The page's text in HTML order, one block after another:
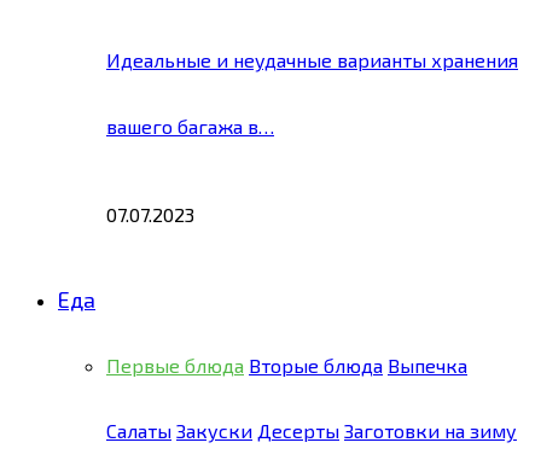
Идеальные и неудачные варианты хранения
вашего багажа в…
07.07.2023
Еда
Первые блюда Вторые блюда Выпечка
Салаты Закуски Десерты Заготовки на зиму